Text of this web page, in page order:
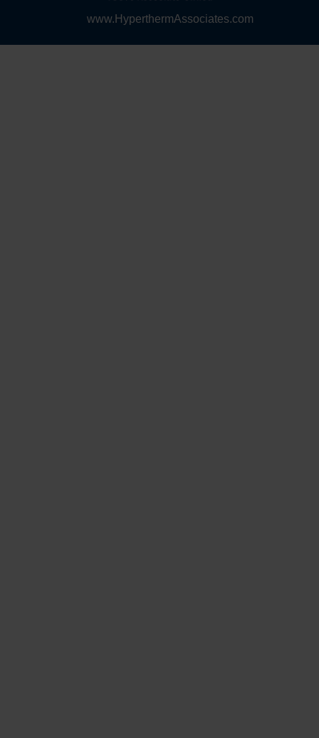
www.HyperthermAssociates.com